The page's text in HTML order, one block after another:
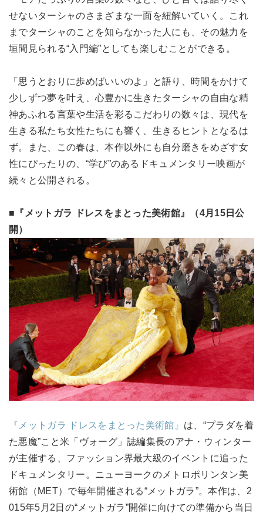
せないターシャのさまざまな一面を紐解いていく。これ
までターシャのことを知らなかった人にも、その魅力を
垣間見られる“入門編”としても楽しむことができる。
「思うとおりに歩めばいいのよ」と語り、時間をかけて
少しずつ夢を叶え、心豊かに生きたターシャの自由な精
神あふれる言葉や生活を彩るこだわりの数々は、現代を
生きる私たち女性たちにも響く、生きるヒントとなるは
ず。また、この春は、本作以外にも自分磨きをめざす女
性にぴったりの、“学び”のあるドキュメンタリー映画が
続々と公開される。
■『メットガラ ドレスをまとった美術館』（4月15日公
開）
『メットガラ ドレスをまとった美術館』 は、“プラダを着
た悪魔”こと米「ヴォーグ」誌編集長のアナ・ウィンター
が主催する、ファッション界最大級のイベントに追った
ドキュメンタリー。ニューヨークのメトロポリンタン美
術館（MET）で毎年開催される“メットガラ”。本作は、2
015年5月2日の“メットガラ”開催に向けての準備から当日